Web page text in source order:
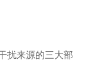
扰来源的三大部